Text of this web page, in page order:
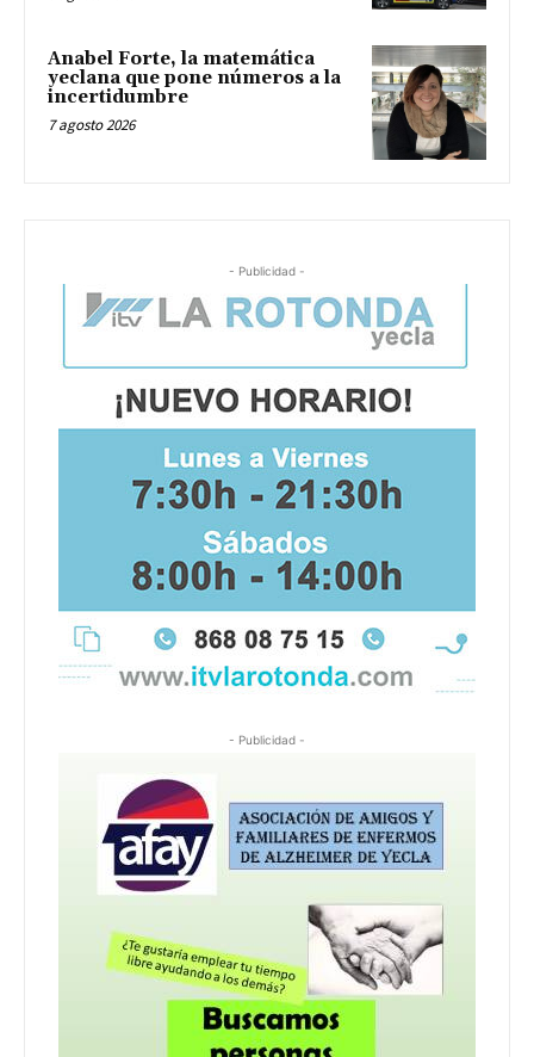
Anabel Forte, la matemática
yeclana que pone números a la
incertidumbre
7 agosto 2026
- Publicidad -
- Publicidad -